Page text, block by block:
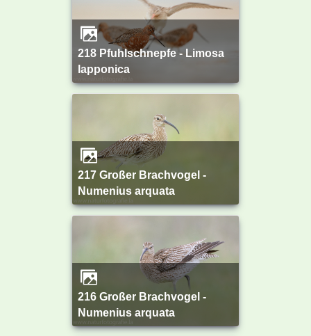
218 Pfuhlschnepfe - Limosa
lapponica
217 Großer Brachvogel -
Numenius arquata
216 Großer Brachvogel -
Numenius arquata